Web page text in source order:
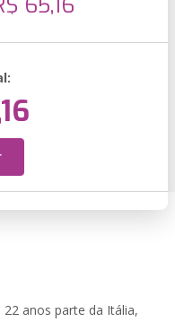
anos parte da Itália,